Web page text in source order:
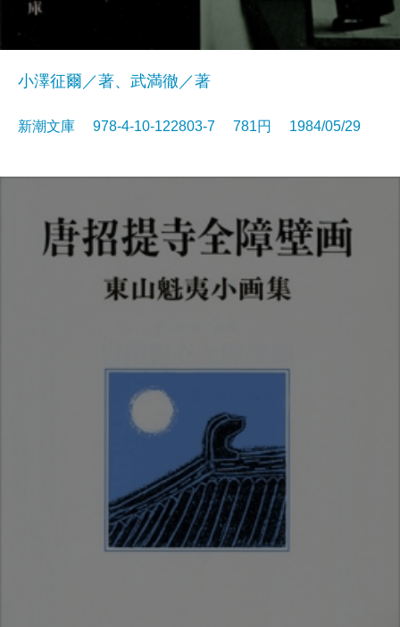
小澤征爾／著、武満徹／著
新潮文庫 978-4-10-122803-7 781円 1984/05/29